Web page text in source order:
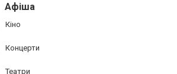
Афіша
Кіно
Концерти
Театри